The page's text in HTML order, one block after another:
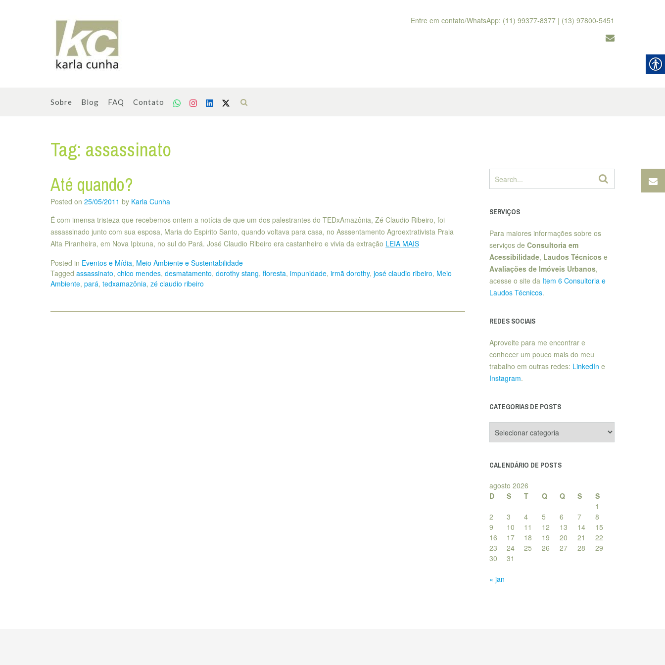
Entre em contato/WhatsApp: (11) 99377-8377 | (13) 97800-5451
Sobre Blog FAQ Contato
Tag: assassinato
Até quando?
Posted on 25/05/2011 by Karla Cunha
É com imensa tristeza que recebemos ontem a notícia de que um dos palestrantes do TEDxAmazônia, Zé Claudio Ribeiro, foi
assassinado junto com sua esposa, Maria do Espirito Santo, quando voltava para casa, no Asssentamento Agroextrativista Praia
Alta Piranheira, em Nova Ipixuna, no sul do Pará. José Claudio Ribeiro era castanheiro e vivia da extração LEIA MAIS
Posted in Eventos e Mídia, Meio Ambiente e Sustentabilidade
Tagged assassinato, chico mendes, desmatamento, dorothy stang, floresta, impunidade, irmã dorothy, josé claudio ribeiro, Meio
Ambiente, pará, tedxamazônia, zé claudio ribeiro
SERVIÇOS
Para maiores informações sobre os
serviços de Consultoria em
Acessibilidade, Laudos Técnicose
Avaliações de Imóveis Urbanos,
acesse o site da Item 6 Consultoria e
Laudos Técnicos.
REDES SOCIAIS
Aproveite para me encontrar e
conhecer um pouco mais do meu
trabalho em outras redes: LinkedIn e
Instagram.
CATEGORIAS DE POSTS
de
CALENDÁRIO DE POSTS
agosto 2026
D
S T Q Q S
S
1
2
3 4 5 6 7
8
9
10 11 12 13 14
15
16
17 18 19 20 21
22
23
24 25 26 27 28
29
30
31
« jan